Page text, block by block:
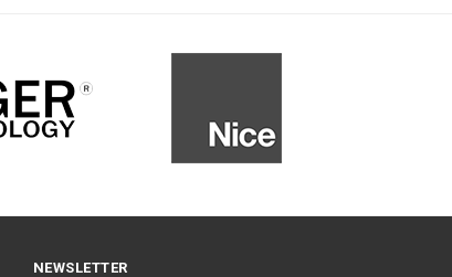
NEWSLETTER